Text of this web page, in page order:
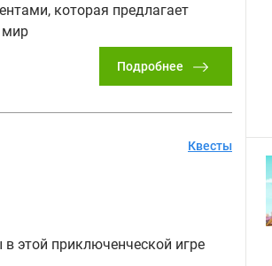
которая предлагает
мир
Подробнее
этой приключенческой игре
Квесты